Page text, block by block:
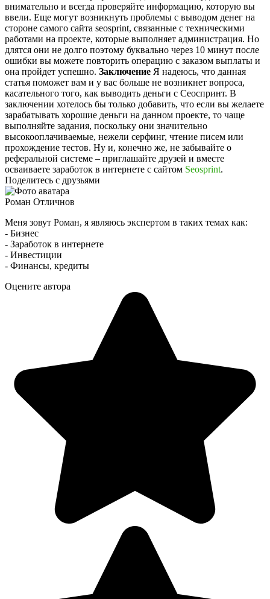
внимательно и всегда проверяйте информацию, которую вы
ввели. Еще могут возникнуть проблемы с выводом денег на
стороне самого сайта seosprint, связанные с техническими
работами на проекте, которые выполняет администрация. Но
длятся они не долго поэтому буквально через 10 минут после
ошибки вы можете повторить операцию с заказом выплаты и
она пройдет успешно. Заключение Я надеюсь, что данная
статья поможет вам и у вас больше не возникнет вопроса,
касательного того, как выводить деньги с Сеоспринт. В
заключении хотелось бы только добавить, что если вы желаете
зарабатывать хорошие деньги на данном проекте, то чаще
выполняйте задания, поскольку они значительно
высокооплачиваемые, нежели серфинг, чтение писем или
прохождение тестов. Ну и, конечно же, не забывайте о
реферальной системе – приглашайте друзей и вместе
осваиваете заработок в интернете с сайтом Seosprint.
Поделитесь с друзьями
Роман Отличнов
Меня зовут Роман, я являюсь экспертом в таких темах как:
- Бизнес
- Заработок в интернете
- Инвестиции
- Финансы, кредиты
Оцените автора